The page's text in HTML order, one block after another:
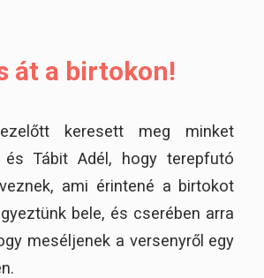
át a birtokon!
keresett meg minket
Tábit Adél, hogy terepfutó
ami érintené a birtokot
bele, és cserében arra
meséljenek a versenyről egy